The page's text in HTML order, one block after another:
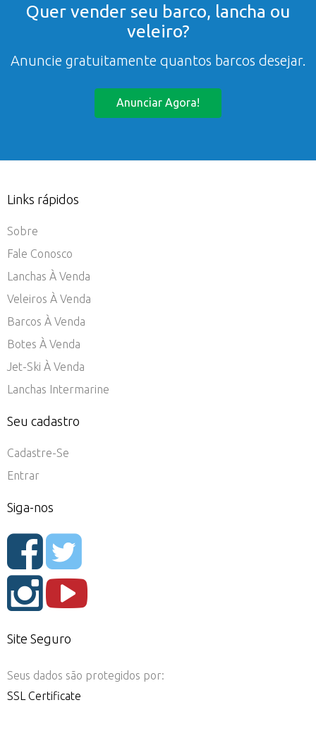
Quer vender seu barco, lancha ou
veleiro?
Anuncie gratuitamente quantos barcos desejar.
Anunciar Agora!
Links rápidos
Sobre
Fale Conosco
Lanchas À Venda
Veleiros À Venda
Barcos À Venda
Botes À Venda
Jet-Ski À Venda
Lanchas Intermarine
Seu cadastro
Cadastre-Se
Entrar
Siga-nos
Site Seguro
Seus dados são protegidos por:
SSL Certificate